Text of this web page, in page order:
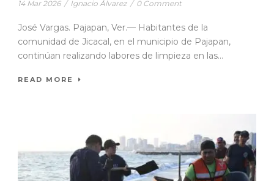
14 Mar 2026 / Ignacio Álvarez / 0 Comment
José Vargas. Pajapan, Ver.— Habitantes de la
comunidad de Jicacal, en el municipio de Pajapan,
continúan realizando labores de limpieza en las...
READ MORE